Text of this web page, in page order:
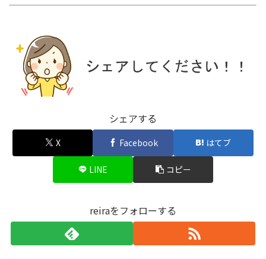
シェアする
X Facebook はてブ
LINE コピー
reiraをフォローする